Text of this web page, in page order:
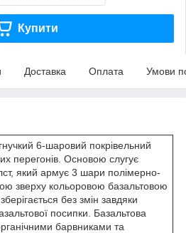
Купити
Доставка Оплата Умови
6-шаровий покрівельний
перегонів. Основою слугує
який армує 3 шари полімерно-
зверху кольоровою базальтовою
без змін завдяки
посипки. Базальтова
барвниками та